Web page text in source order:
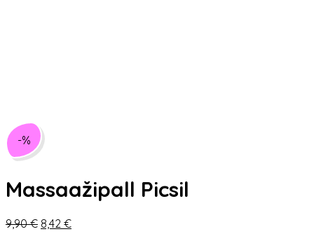
-%
Massaažipall Picsil
9,90€ Algne
8,42 €Praegune